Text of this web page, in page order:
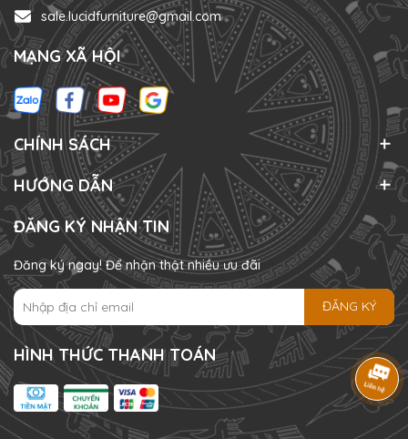
sale.lucidfurniture@gmail.com
MẠNG XÃ HỘI
CHÍNH SÁCH
HƯỚNG DẪN
ĐĂNG KÝ NHẬN TIN
Đăng ký ngay! Để nhận thật nhiều ưu đãi
ĐĂNG KÝ
HÌNH THỨC THANH TOÁN